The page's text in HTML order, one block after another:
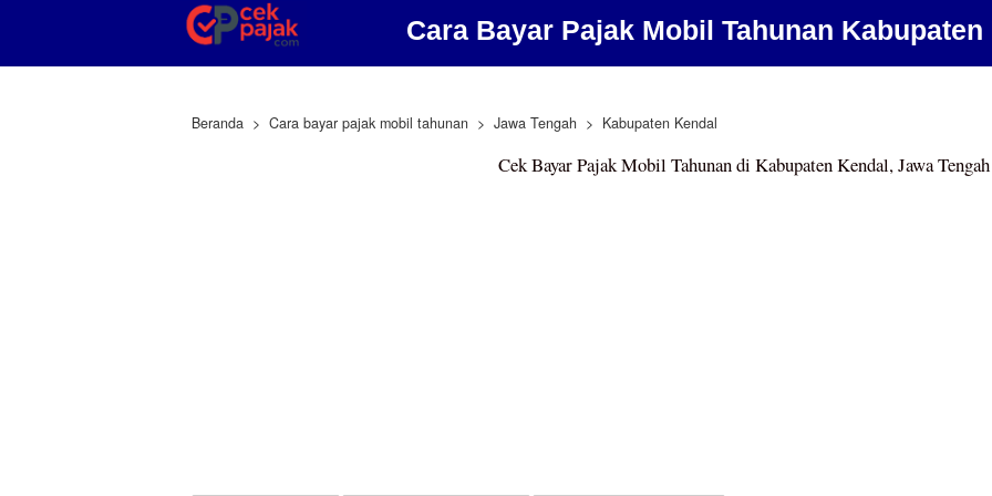
Cara Bayar Pajak Mobil Tahunan Kabupaten
Beranda Cara bayar pajak mobil tahunan Jawa Tengah Kabupaten Kendal
Cek Bayar Pajak Mobil Tahunan di Kabupaten Kendal, Jawa Tengah